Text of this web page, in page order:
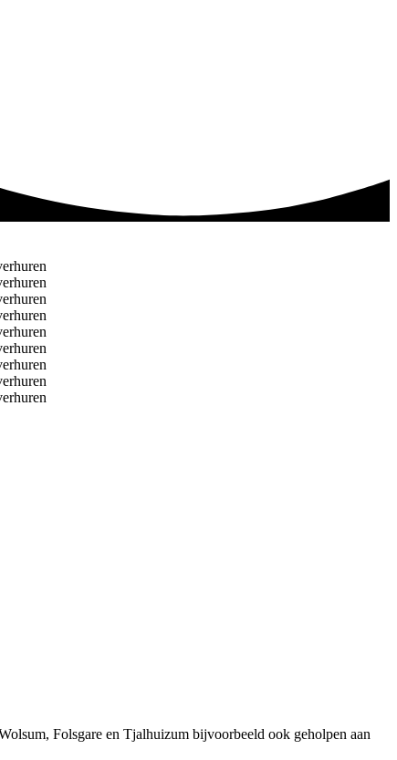
Folsgare en Tjalhuizum bijvoorbeeld ook geholpen aan